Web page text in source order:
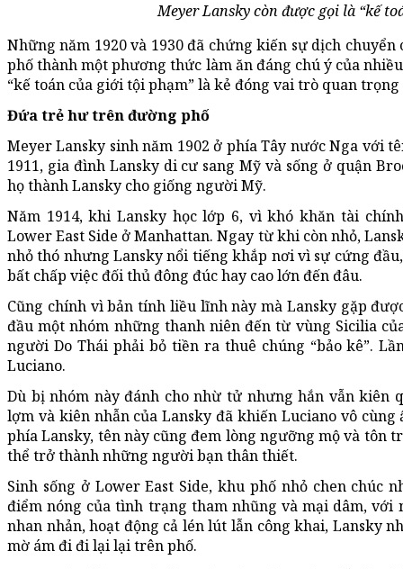
Meyer Lansky còn được gọi là “kế
Những năm 1920 và 1930 đã chứng kiến sự dịch
phố thành một phương thức làm ăn đáng chú ý của
“kế toán của giới tội phạm” là kẻ đóng vai trò quan
Đứa trẻ hư trên đường phố
Meyer Lansky sinh năm 1902 ở phía Tây nước Nga với
1911, gia đình Lansky di cư sang Mỹ và sống ở quận
họ thành Lansky cho giống người Mỹ.
Năm 1914, khi Lansky học lớp 6, vì khó khăn tài
Lower East Side ở Manhattan. Ngay từ khi còn nhỏ,
nhỏ thó nhưng Lansky nổi tiếng khắp nơi vì sự cứng
bất chấp việc đối thủ đông đúc hay cao lớn đến đâu.
Cũng chính vì bản tính liều lĩnh này mà Lansky gặp
đầu một nhóm những thanh niên đến từ vùng Sicilia
người Do Thái phải bỏ tiền ra thuê chúng “bảo kê”.
Luciano.
Dù bị nhóm này đánh cho nhừ tử nhưng hắn vẫn kiên
lợm và kiên nhẫn của Lansky đã khiến Luciano vô
phía Lansky, tên này cũng đem lòng ngưỡng mộ và tôn
thể trở thành những người bạn thân thiết.
Sinh sống ở Lower East Side, khu phố nhỏ chen chúc
điểm nóng của tình trạng tham nhũng và mại dâm, với
nhan nhản, hoạt động cả lén lút lẫn công khai, Lansky
mờ ám đi đi lại lại trên phố.